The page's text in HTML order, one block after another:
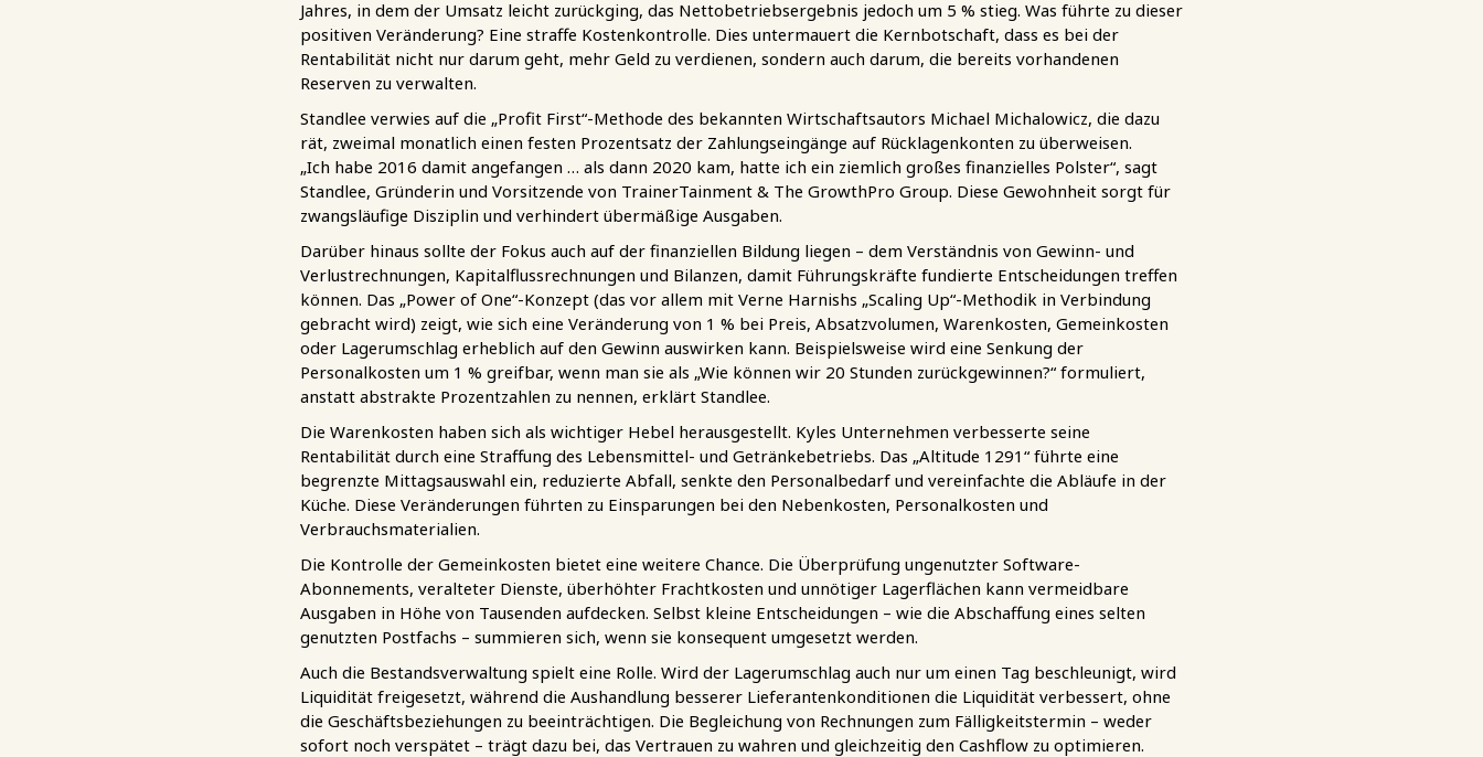
Jahres, in dem der Umsatz leicht zurückging, das Nettobetriebsergebnis jedoch um 5 % stieg. Was führte zu dieser
positiven Veränderung? Eine straffe Kostenkontrolle. Dies untermauert die Kernbotschaft, dass es bei der
Rentabilität nicht nur darum geht, mehr Geld zu verdienen, sondern auch darum, die bereits vorhandenen
Reserven zu verwalten.
Standlee verwies auf die „Profit First“-Methode des bekannten Wirtschaftsautors Michael Michalowicz, die dazu
rät, zweimal monatlich einen festen Prozentsatz der Zahlungseingänge auf Rücklagenkonten zu überweisen.
„Ich habe 2016 damit angefangen … als dann 2020 kam, hatte ich ein ziemlich großes finanzielles Polster“, sagt
Standlee, Gründerin und Vorsitzende von TrainerTainment & The GrowthPro Group. Diese Gewohnheit sorgt für
zwangsläufige Disziplin und verhindert übermäßige Ausgaben.
Darüber hinaus sollte der Fokus auch auf der finanziellen Bildung liegen – dem Verständnis von Gewinn- und
Verlustrechnungen, Kapitalflussrechnungen und Bilanzen, damit Führungskräfte fundierte Entscheidungen treffen
können. Das „Power of One“-Konzept (das vor allem mit Verne Harnishs „Scaling Up“-Methodik in Verbindung
gebracht wird) zeigt, wie sich eine Veränderung von 1 % bei Preis, Absatzvolumen, Warenkosten, Gemeinkosten
oder Lagerumschlag erheblich auf den Gewinn auswirken kann. Beispielsweise wird eine Senkung der
Personalkosten um 1 % greifbar, wenn man sie als „Wie können wir 20 Stunden zurückgewinnen?“ formuliert,
anstatt abstrakte Prozentzahlen zu nennen, erklärt Standlee.
Die Warenkosten haben sich als wichtiger Hebel herausgestellt. Kyles Unternehmen verbesserte seine
Rentabilität durch eine Straffung des Lebensmittel- und Getränkebetriebs. Das „Altitude 1291“ führte eine
begrenzte Mittagsauswahl ein, reduzierte Abfall, senkte den Personalbedarf und vereinfachte die Abläufe in der
Küche. Diese Veränderungen führten zu Einsparungen bei den Nebenkosten, Personalkosten und
Verbrauchsmaterialien.
Die Kontrolle der Gemeinkosten bietet eine weitere Chance. Die Überprüfung ungenutzter Software-
Abonnements, veralteter Dienste, überhöhter Frachtkosten und unnötiger Lagerflächen kann vermeidbare
Ausgaben in Höhe von Tausenden aufdecken. Selbst kleine Entscheidungen – wie die Abschaffung eines selten
genutzten Postfachs – summieren sich, wenn sie konsequent umgesetzt werden.
Auch die Bestandsverwaltung spielt eine Rolle. Wird der Lagerumschlag auch nur um einen Tag beschleunigt, wird
Liquidität freigesetzt, während die Aushandlung besserer Lieferantenkonditionen die Liquidität verbessert, ohne
die Geschäftsbeziehungen zu beeinträchtigen. Die Begleichung von Rechnungen zum Fälligkeitstermin – weder
sofort noch verspätet – trägt dazu bei, das Vertrauen zu wahren und gleichzeitig den Cashflow zu optimieren.